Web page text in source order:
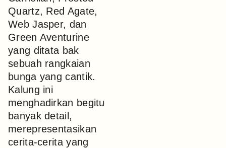
Quartz, Red Agate,
Web Jasper, dan
Green Aventurine
yang ditata bak
sebuah rangkaian
bunga yang cantik.
Kalung ini
menghadirkan begitu
banyak detail,
merepresentasikan
cerita-cerita yang